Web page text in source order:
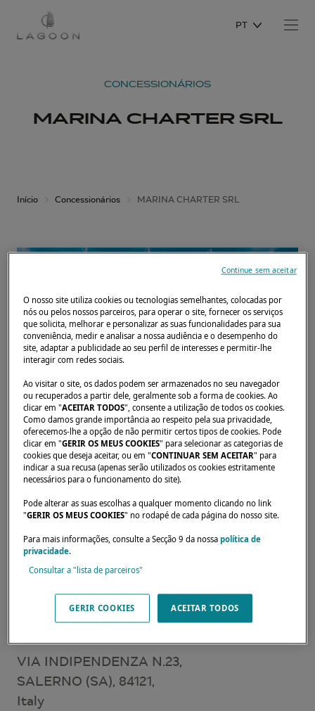
PT
CONCESSIONÁRIOS
MARINA CHARTER SRL
Início Concessionários MARINA CHARTER SRL
Os nossos revendedores estão disponíveis
para atender às suas expectativas e
necessidades. Eles poderão informá-lo sobre
o mundo.
VIA INDIPENDENZA N.23,
SALERNO (SA), 84121,
Italy
O nosso site utiliza cookies ou tecnologias semelhantes, colocadas por
nós ou pelos nossos parceiros, para operar o site, fornecer os serviços
que solicita, melhorar e personalizar as suas funcionalidades para sua
conveniência, medir e analisar a nossa audiência e o desempenho do
site, adaptar a publicidade ao seu perfil de interesses e permitir-lhe
interagir com redes sociais.
Ao visitar o site, os dados podem ser armazenados no seu navegador
ou recuperados a partir dele, geralmente sob a forma de cookies. Ao
clicar em "ACEITAR TODOS", consente a utilização de todos os cookies.
Como damos grande importância ao respeito pela sua privacidade,
oferecemos-lhe a opção de não permitir certos tipos de cookies. Pode
clicar em "GERIR OS MEUS COOKIES" para selecionar as categorias de
cookies que deseja aceitar, ou em "CONTINUAR SEM ACEITAR" para
indicar a sua recusa (apenas serão utilizados os cookies estritamente
necessários para o funcionamento do site).
Pode alterar as suas escolhas a qualquer momento clicando no link
"GERIR OS MEUS COOKIES" no rodapé de cada página do nosso site.
Para mais informações, consulte a Secção 9 da nossapolítica de
privacidade.
Consultar a "lista de parceiros"
GERIR COOKIES ACEITAR TODOS
Continue sem aceitar